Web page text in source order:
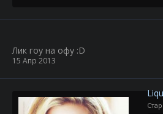
Лик гоу на офу :D
15 Апр 2013